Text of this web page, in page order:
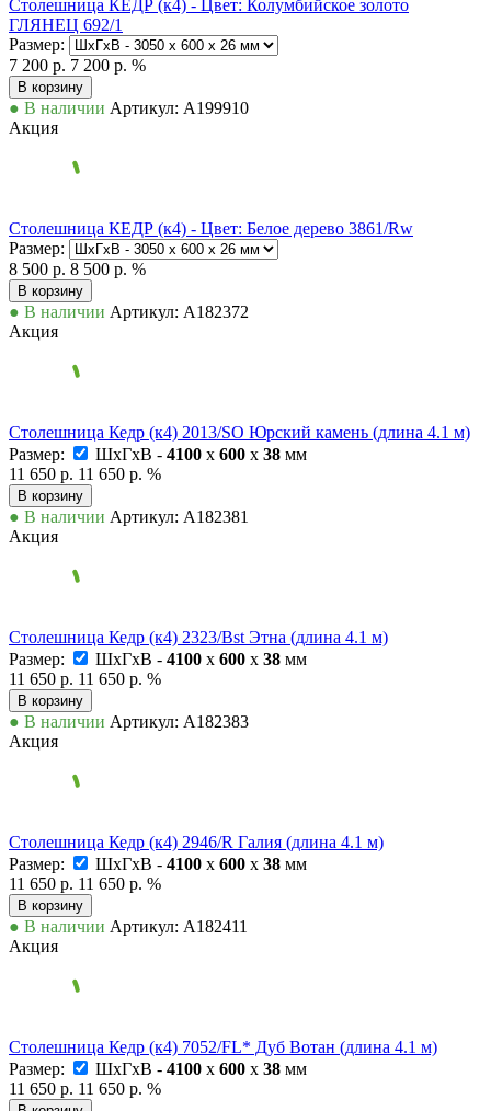
Столешница КЕДР (к4) - Цвет: Колумбийское золото
ГЛЯНЕЦ 692/1
Размер:
7 200 р. 7 200 р. %
В корзину
● В наличии Артикул: А199910
Акция
Столешница КЕДР (к4) - Цвет: Белое дерево 3861/Rw
Размер:
8 500 р. 8 500 р. %
В корзину
● В наличии Артикул: А182372
Акция
Столешница Кедр (к4) 2013/SО Юрский камень (длина 4.1 м)
Размер:
ШxГxВ - 4100 x 600 x 38 мм
11 650 р. 11 650 р. %
В корзину
● В наличии Артикул: А182381
Акция
Столешница Кедр (к4) 2323/Bst Этна (длина 4.1 м)
Размер:
ШxГxВ - 4100 x 600 x 38 мм
11 650 р. 11 650 р. %
В корзину
● В наличии Артикул: А182383
Акция
Столешница Кедр (к4) 2946/R Галия (длина 4.1 м)
Размер:
ШxГxВ - 4100 x 600 x 38 мм
11 650 р. 11 650 р. %
В корзину
● В наличии Артикул: А182411
Акция
Столешница Кедр (к4) 7052/FL* Дуб Вотан (длина 4.1 м)
Размер:
ШxГxВ - 4100 x 600 x 38 мм
11 650 р. 11 650 р. %